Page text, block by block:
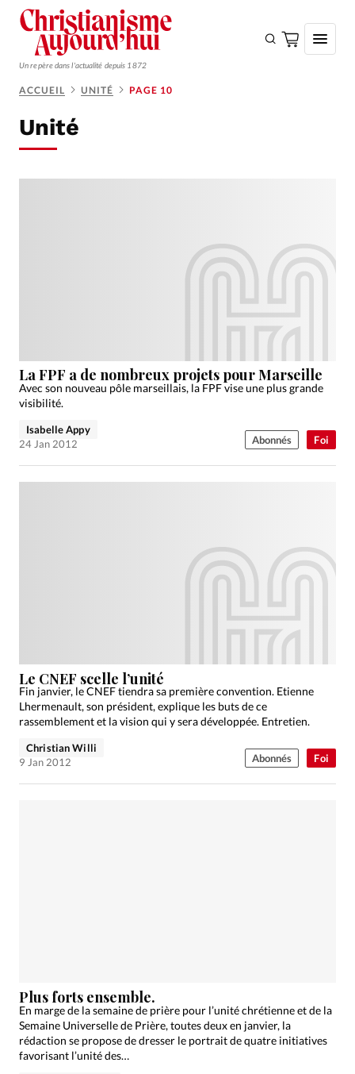
Un repère dans l'actualité depuis 1872
Monde
Devise:CHF
Tous les articles
Dossier
Eglises Foi Génération réveil
ACCUEIL UNITÉ PAGE 10
Unité
Foi
La FPF a de nombreux projets pour Marseille
Avec son nouveau pôle marseillais, la FPF vise une plus grande
visibilité.
Isabelle Appy
24 Jan 2012
Abonnés
Foi
Le CNEF scelle l’unité
Fin janvier, le CNEF tiendra sa première convention. Etienne
Lhermenault, son président, explique les buts de ce
rassemblement et la vision qui y sera développée. Entretien.
Christian Willi
9 Jan 2012
Abonnés
Plus forts ensemble.
En marge de la semaine de prière pour l’unité chrétienne et de la
Semaine Universelle de Prière, toutes deux en janvier, la
rédaction se propose de dresser le portrait de quatre initiatives
favorisant l’unité des…